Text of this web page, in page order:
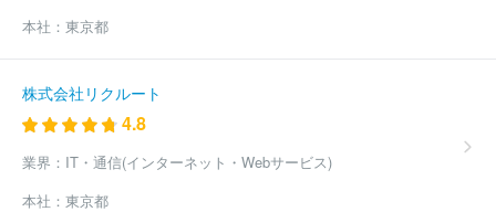
本社： 東京都
株式会社リクルート
4.8
業界： IT・通信(インターネット・Webサービス)
本社： 東京都